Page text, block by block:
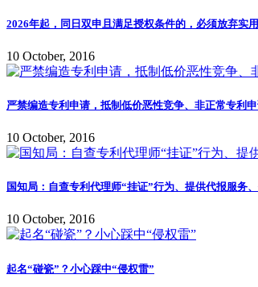
2026年起，同日双申且满足授权条件的，必须放弃实
10 October, 2016
严禁编造专利申请，抵制低价恶性竞争、非正常专利
10 October, 2016
国知局：自查专利代理师“挂证”行为、提供代报服务
10 October, 2016
起名“碰瓷”？小心踩中“侵权雷”